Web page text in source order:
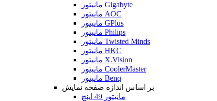
مانیتور Gigabyte
مانیتور AOC
مانیتور GPlus
مانیتور Philips
مانیتور Twisted Minds
مانیتور HKC
مانیتور X.Vision
مانیتور CoolerMaster
مانیتور Benq
بر اساس اندازه صفحه نمایش
مانیتور 49 اینچ